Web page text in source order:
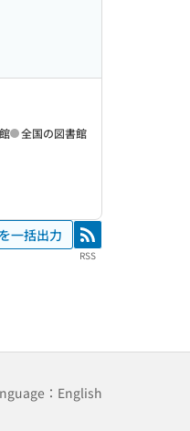
全国の図書館
一括出力 RSS
RSS
：English